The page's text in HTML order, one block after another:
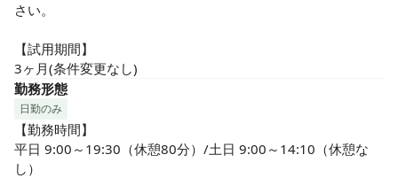
さい。
【試用期間】
3ヶ月(条件変更なし)
勤務形態
日勤のみ
【勤務時間】
平日 9:00～19:30（休憩80分）/土日 9:00～14:10（休憩な
し）